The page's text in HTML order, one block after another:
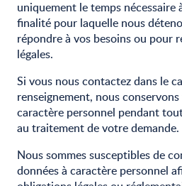
uniquement le temps nécessaire
finalité pour laquelle nous
répondre à vos besoins ou pour
légales.
Si vous nous contactez dans le
renseignement, nous conservons
caractère personnel pendant
au traitement de votre demande.
Nous sommes susceptibles de
données à caractère personnel